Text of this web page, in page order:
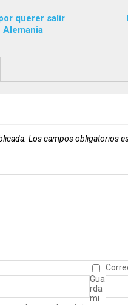
querer salir
Alemania
Los campos obligatorios
Gua
rda
mi